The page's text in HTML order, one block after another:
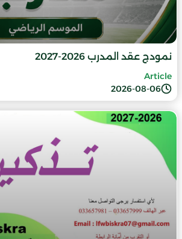
نمودج عقد المدرب 2026-2027
2026-08-06
Article